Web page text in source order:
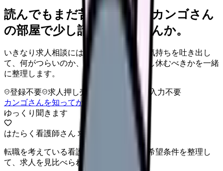
読んでもまだ苦しいなら、カンゴさん
の部屋で少し話してみませんか。
いきなり求人相談には進みません。今の気持ちを吐き出し
て、何がつらいのか、辞めるべきか、少し休むべきかを一緒
に整理します。
登録不要 求人押し売りなし
病院名は入力不要
カンゴさんを知ってから相談する
ゆっくり聞きます
はたらく看護師さん 求人
転職を考えている看護師さんへ。まずは希望条件を整理し
て、求人を見比べられます。